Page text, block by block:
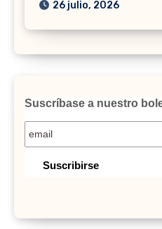
26 julio, 2026
Suscríbase a nuestro